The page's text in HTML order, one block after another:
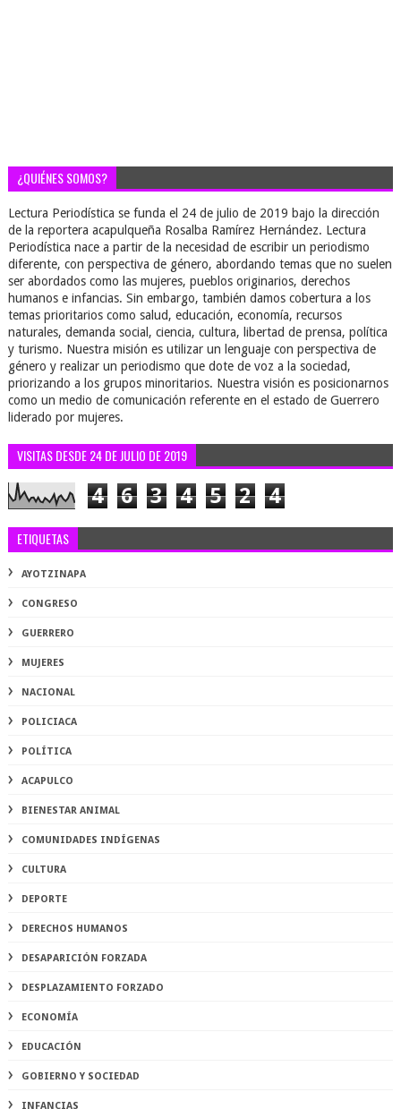
¿QUIÉNES SOMOS?
Lectura Periodística se funda el 24 de julio de 2019 bajo la dirección
de la reportera acapulqueña Rosalba Ramírez Hernández. Lectura
Periodística nace a partir de la necesidad de escribir un periodismo
diferente, con perspectiva de género, abordando temas que no suelen
ser abordados como las mujeres, pueblos originarios, derechos
humanos e infancias. Sin embargo, también damos cobertura a los
temas prioritarios como salud, educación, economía, recursos
naturales, demanda social, ciencia, cultura, libertad de prensa, política
y turismo. Nuestra misión es utilizar un lenguaje con perspectiva de
género y realizar un periodismo que dote de voz a la sociedad,
priorizando a los grupos minoritarios. Nuestra visión es posicionarnos
como un medio de comunicación referente en el estado de Guerrero
liderado por mujeres.
VISITAS DESDE 24 DE JULIO DE 2019
4 6 3 4 5 2 4
ETIQUETAS
AYOTZINAPA
CONGRESO
GUERRERO
MUJERES
NACIONAL
POLICIACA
POLÍTICA
ACAPULCO
BIENESTAR ANIMAL
COMUNIDADES INDÍGENAS
CULTURA
DEPORTE
DERECHOS HUMANOS
DESAPARICIÓN FORZADA
DESPLAZAMIENTO FORZADO
ECONOMÍA
EDUCACIÓN
GOBIERNO Y SOCIEDAD
INFANCIAS